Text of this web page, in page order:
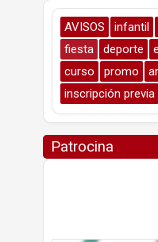
AVISOS infantil
fiesta
deporte
curso
promo
inscripción previa
Patrocina